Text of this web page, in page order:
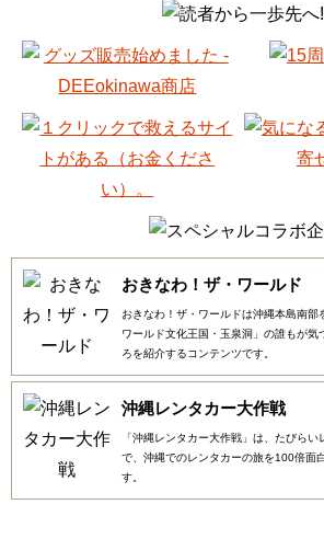
おきなわ！ザ・ワールド
おきなわ！ザ・ワールドは沖縄本島南部
ワールド文化王国・玉泉洞」の誰もが気
ろを紹介するコンテンツです。
沖縄レンタカー大作戦
「沖縄レンタカー大作戦」は、たびら
で、沖縄でのレンタカーの旅を100倍面
す。